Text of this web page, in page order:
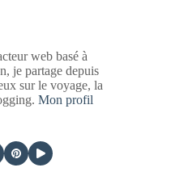
web basé à
je partage depuis
sur le voyage, la
Mon profil